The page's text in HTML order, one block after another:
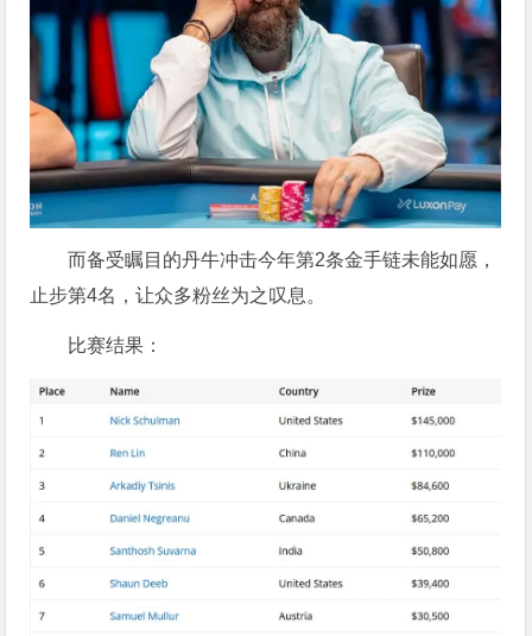
而备受瞩目的丹牛冲击今年第2条金手链未能如愿，
止步第4名，让众多粉丝为之叹息。
比赛结果：